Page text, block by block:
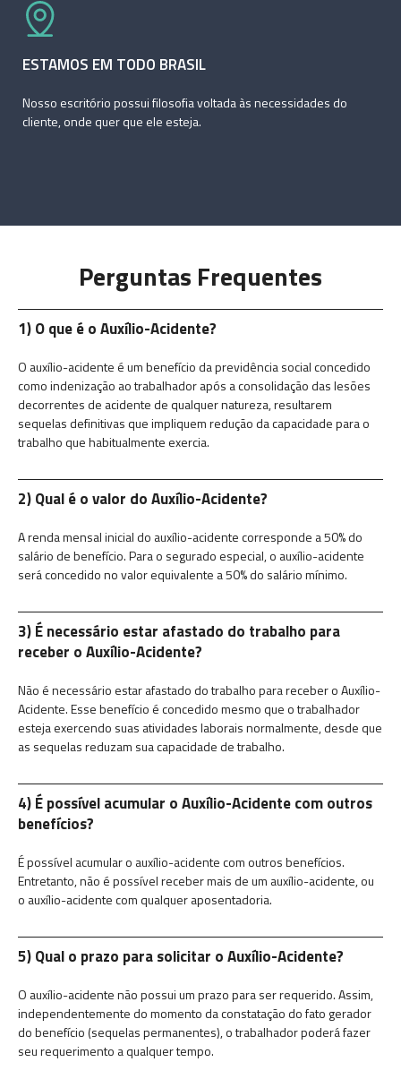
ESTAMOS EM TODO BRASIL
Nosso escritório possui filosofia voltada às necessidades do
cliente, onde quer que ele esteja.
Perguntas Frequentes
1) O que é o Auxílio-Acidente?
O auxílio-acidente é um benefício da previdência social concedido
como indenização ao trabalhador após a consolidação das lesões
decorrentes de acidente de qualquer natureza, resultarem
sequelas definitivas que impliquem redução da capacidade para o
trabalho que habitualmente exercia.
2) Qual é o valor do Auxílio-Acidente?
A renda mensal inicial do auxílio-acidente corresponde a 50% do
salário de benefício. Para o segurado especial, o auxílio-acidente
será concedido no valor equivalente a 50% do salário mínimo.
3) É necessário estar afastado do trabalho para
receber o Auxílio-Acidente?
Não é necessário estar afastado do trabalho para receber o Auxílio-
Acidente. Esse benefício é concedido mesmo que o trabalhador
esteja exercendo suas atividades laborais normalmente, desde que
as sequelas reduzam sua capacidade de trabalho.
4) É possível acumular o Auxílio-Acidente com outros
benefícios?
É possível acumular o auxílio-acidente com outros benefícios.
Entretanto, não é possível receber mais de um auxílio-acidente, ou
o auxílio-acidente com qualquer aposentadoria.
5) Qual o prazo para solicitar o Auxílio-Acidente?
O auxílio-acidente não possui um prazo para ser requerido. Assim,
independentemente do momento da constatação do fato gerador
do benefício (sequelas permanentes), o trabalhador poderá fazer
seu requerimento a qualquer tempo.